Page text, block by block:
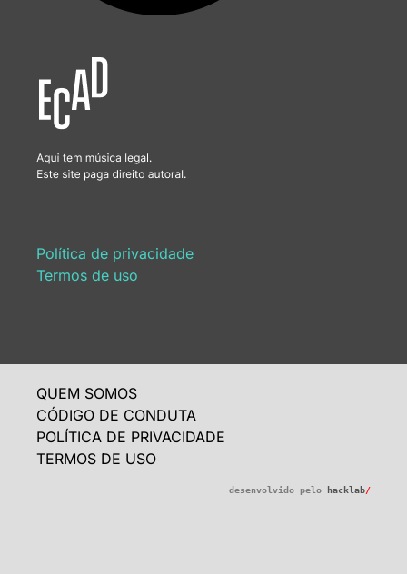
Política de privacidade
Termos de uso
QUEM SOMOS
CÓDIGO DE CONDUTA
POLÍTICA DE PRIVACIDADE
TERMOS DE USO
desenvolvido pelo hacklab/